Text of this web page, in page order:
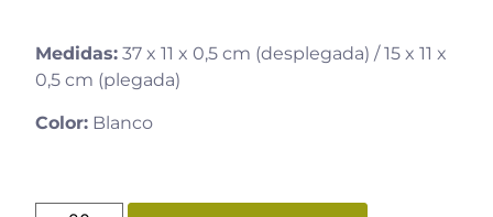
Medidas: 37 x 11 x 0,5 cm (desplegada) / 15 x 11 x
0,5 cm (plegada)
Color: Blanco